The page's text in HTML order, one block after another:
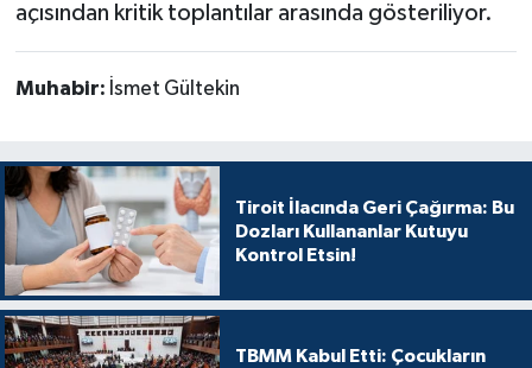
açısından kritik toplantılar arasında gösteriliyor.
Muhabir: İsmet Gültekin
Tiroit İlacında Geri Çağırma: Bu
Dozları Kullananlar Kutuyu
Kontrol Etsin!
TBMM Kabul Etti: Çocukların